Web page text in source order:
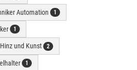
Automation 1
1
und Kunst 2
1